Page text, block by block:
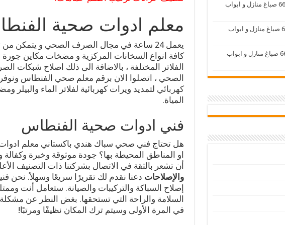
معلم ادوات صحية
يعمل 24 ساعة في مجال الصرف الصحي و يتمكن
كافة انواع السخانات المركزية و مضخات مكاين جورة
الفلاتر المختلفة ، بالاضافة الى ذلك اصلاح شبكات
الصحي ، اتصلوا الان برقم معلم صحي الفنطاس
كهربائي لتمديد ويرات كهربائية لفلاتر الماء والبيلر
المياة.
فني ادوات صحية الفنطاس
هل تحتاج فني صحي سباك هندي باكستاني معلم
او المناطق المحيطة بها؟ جودة موثوقة وخبرة
أن تشعر بالثقة في الاتصال بشركتنا ذات التصنيف
والإصلاحات دعنا نقدم لك تقريرًا سريعًا وسهلاً. نحن
إصلاح السباكة والتركيبات والصيانة. ستعامل أنت
السلامة والراحة التي تستحقها. بغض النظر عن مشكلة
في المرة الأولى وسيتم ترك المكان نظيفًا ومرتبًا!
صباغ الجهراء هندي 66405052 صباغ منازل و ابواب
صباغ القصر هندي 66405052 صباغ منازل و ابواب
صباغ القرين هندي 66405052 صباغ منازل و ابواب